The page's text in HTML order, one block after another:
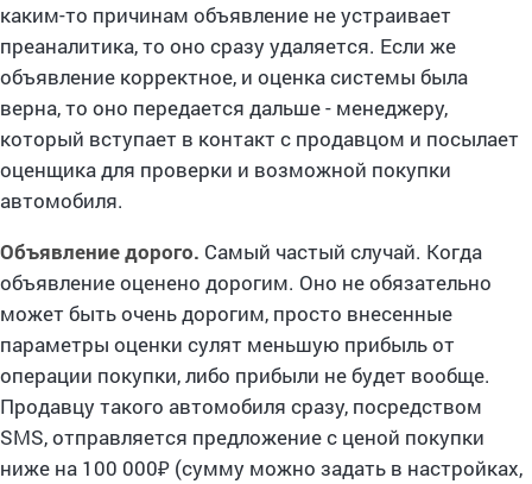
каким-то причинам объявление не устраивает
преаналитика, то оно сразу удаляется. Если же
объявление корректное, и оценка системы была
верна, то оно передается дальше - менеджеру,
который вступает в контакт с продавцом и посылает
оценщика для проверки и возможной покупки
автомобиля.
Объявление дорого. Самый частый случай. Когда
объявление оценено дорогим. Оно не обязательно
может быть очень дорогим, просто внесенные
параметры оценки сулят меньшую прибыль от
операции покупки, либо прибыли не будет вообще.
Продавцу такого автомобиля сразу, посредством
SMS, отправляется предложение с ценой покупки
ниже на 100 000₽ (сумму можно задать в настройках,